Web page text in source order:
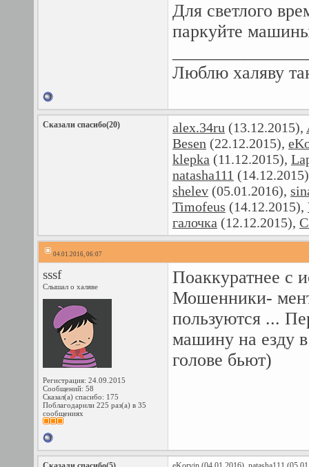
Для светлого
паркуйте
Люблю халяву
Сказали спасибо(20) alex.34ru (13.12.2015),
Besen (22.12.2015),
klepka (11.12.2015),
natasha111
shelev (05.01.2016),
Timofeus (14.12.2015),
галочка (12.12.2015),
04.01.2016, 06:07
sssf
Слышал о халяве
Регистрация: 24.09.2015
Сообщений: 58
Сказал(а) спасибо: 175
Поблагодарили 225 раз(а) в 35
сообщениях
Поаккуратнее с
Мошенники-
пользуются ...
машину на езду
голове бьют)